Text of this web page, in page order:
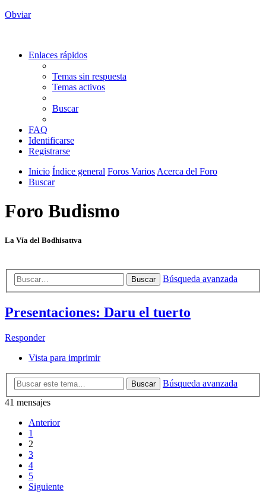
Obviar
Enlaces rápidos
Temas sin respuesta
Temas activos
Buscar
FAQ
Identificarse
Registrarse
Inicio Índice general Foros Varios Acerca del Foro
Buscar
Foro Budismo
La Vía del Bodhisattva
Buscar Búsqueda avanzada
Presentaciones: Daru el tuerto
Responder
Vista para imprimir
Buscar
Búsqueda avanzada
41 mensajes
Anterior
1
2
3
4
5
Siguiente